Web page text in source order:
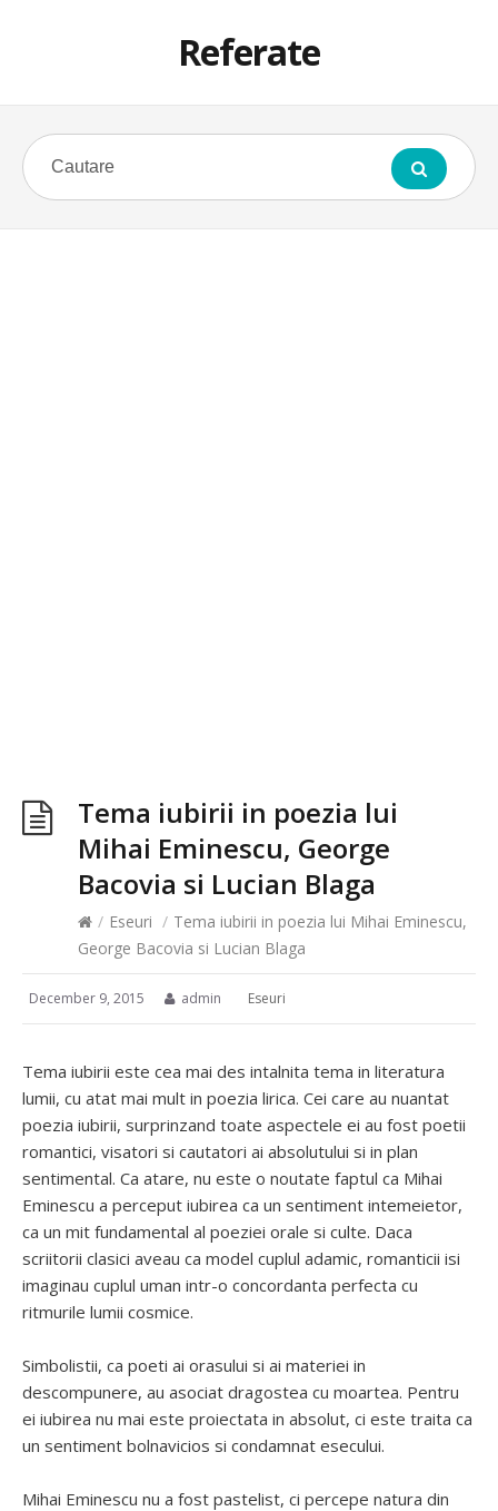
Referate
Tema iubirii in poezia lui
Mihai Eminescu, George
Bacovia si Lucian Blaga
/ Eseuri / Tema iubirii in poezia lui Mihai Eminescu,
George Bacovia si Lucian Blaga
December 9, 2015 admin Eseuri
Tema iubirii este cea mai des intalnita tema in literatura
lumii, cu atat mai mult in poezia lirica. Cei care au nuantat
poezia iubirii, surprinzand toate aspectele ei au fost poetii
romantici, visatori si cautatori ai absolutului si in plan
sentimental. Ca atare, nu este o noutate faptul ca Mihai
Eminescu a perceput iubirea ca un sentiment intemeietor,
ca un mit fundamental al poeziei orale si culte. Daca
scriitorii clasici aveau ca model cuplul adamic, romanticii isi
imaginau cuplul uman intr-o concordanta perfecta cu
ritmurile lumii cosmice.
Simbolistii, ca poeti ai orasului si ai materiei in
descompunere, au asociat dragostea cu moartea. Pentru
ei iubirea nu mai este proiectata in absolut, ci este traita ca
un sentiment bolnavicios si condamnat esecului.
Mihai Eminescu nu a fost pastelist, ci percepe natura din